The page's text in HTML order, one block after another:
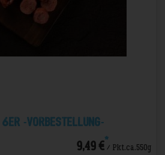
-VORBESTELLUNG-
9,49 €*/ Pkt.ca.550g